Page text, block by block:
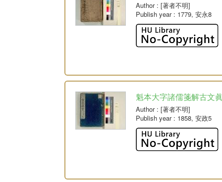
Author: [著者不明]
Publish year: 1779, 安永8
魁本大字諸儒箋解古文
Author: [著者不明]
Publish year: 1858, 安政5